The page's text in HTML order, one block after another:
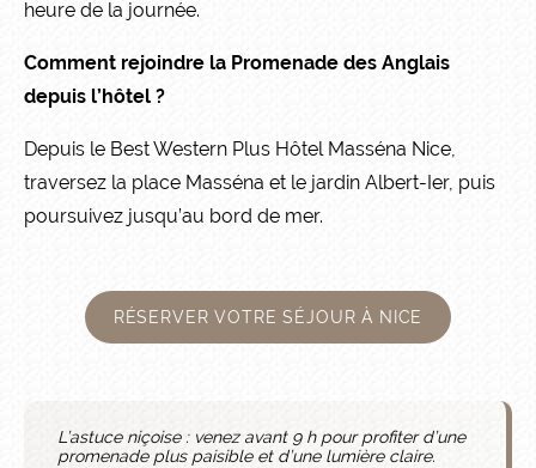
heure de la journée.
Comment rejoindre la Promenade des Anglais
depuis l’hôtel ?
Depuis le Best Western Plus Hôtel Masséna Nice,
traversez la place Masséna et le jardin Albert-Ier, puis
poursuivez jusqu’au bord de mer.
RÉSERVER VOTRE SÉJOUR À NICE
L’astuce niçoise : venez avant 9 h pour profiter d’une
promenade plus paisible et d’une lumière claire.